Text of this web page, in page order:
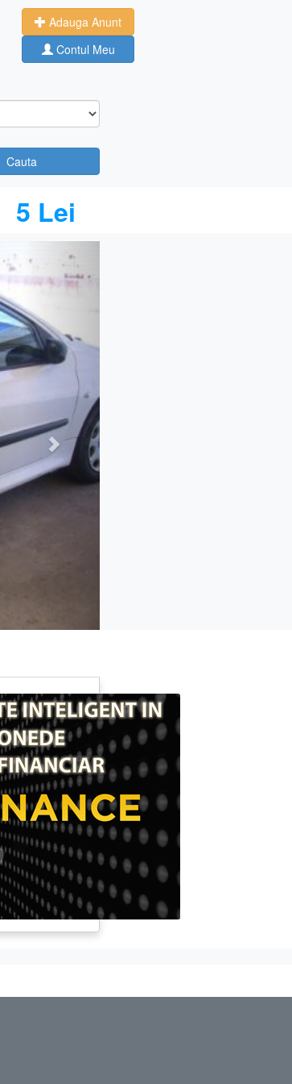
Adauga Anunt
Contul Meu
Cauta
5 Lei
Next